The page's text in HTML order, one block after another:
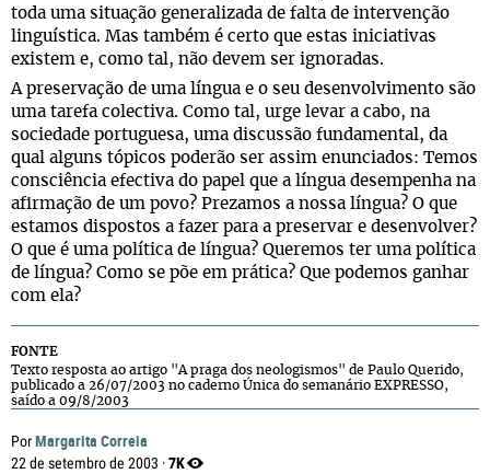
PorMargarita Correia
22 de setembro de 2003 ·7K
toda uma situação generalizada de falta de intervenção
linguística. Mas também é certo que estas iniciativas
existem e, como tal, não devem ser ignoradas.
A preservação de uma língua e o seu desenvolvimento são
uma tarefa colectiva. Como tal, urge levar a cabo, na
sociedade portuguesa, uma discussão fundamental, da
qual alguns tópicos poderão ser assim enunciados: Temos
consciência efectiva do papel que a língua desempenha na
afirmação de um povo? Prezamos a nossa língua? O que
estamos dispostos a fazer para a preservar e desenvolver?
O que é uma política de língua? Queremos ter uma política
de língua? Como se põe em prática? Que podemos ganhar
com ela?
FONTE
Texto resposta ao artigo "A praga dos neologismos" de Paulo Querido,
publicado a 26/07/2003 no caderno Única do semanário EXPRESSO,
saído a 09/8/2003